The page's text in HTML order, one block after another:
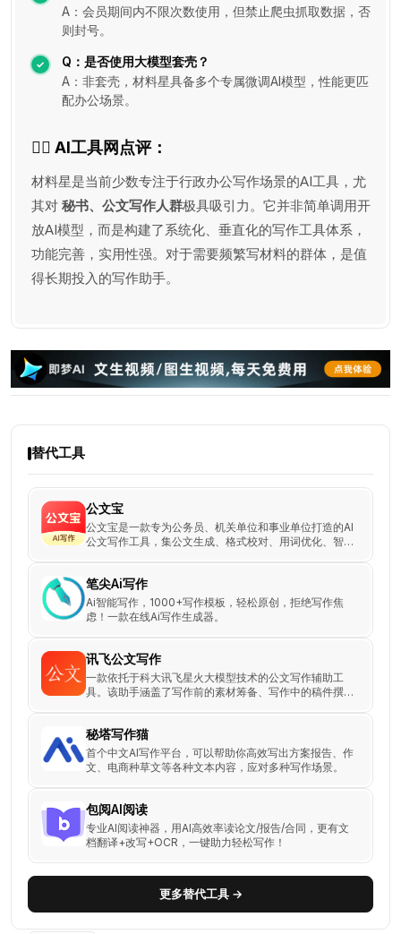
A：会员期间内不限次数使用，但禁止爬虫抓取数据，否
则封号。
Q：是否使用大模型套壳？
A：非套壳，材料星具备多个专属微调AI模型，性能更匹
配办公场景。
🕵️‍♂️ AI工具网点评：
材料星是当前少数专注于行政办公写作场景的AI工具，尤
其对 秘书、公文写作人群极具吸引力。它并非简单调用开
放AI模型，而是构建了系统化、垂直化的写作工具体系，
功能完善，实用性强。对于需要频繁写材料的群体，是值
得长期投入的写作助手。
替代工具
公文宝
公文宝是一款专为公务员、机关单位和事业单位打造的AI
公文写作工具，集公文生成、格式校对、用词优化、智能
笔尖Ai写作
Ai智能写作，1000+写作模板，轻松原创，拒绝写作焦
虑！一款在线Ai写作生成器。
讯飞公文写作
一款依托于科大讯飞星火大模型技术的公文写作辅助工
具。该助手涵盖了写作前的素材筹备、写作中的稿件撰写
秘塔写作猫
首个中文AI写作平台，可以帮助你高效写出方案报告、作
文、电商种草文等各种文本内容，应对多种写作场景。
包阅AI阅读
专业AI阅读神器，用AI高效率读论文/报告/合同，更有文
档翻译+改写+OCR，一键助力轻松写作！
更多替代工具 →